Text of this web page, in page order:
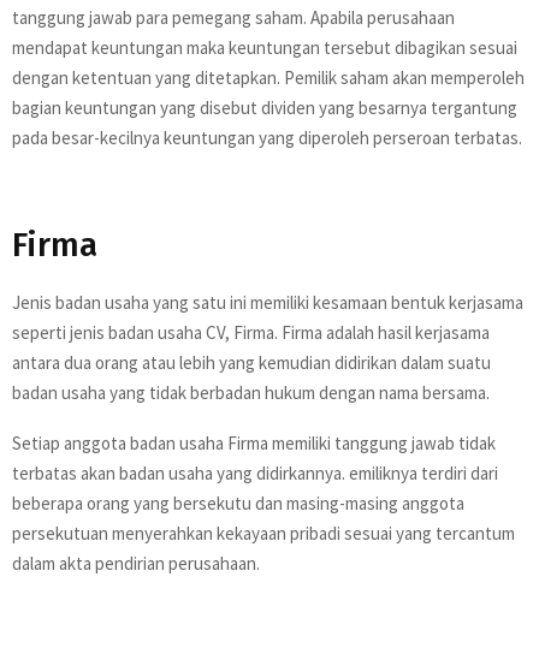
tanggung jawab para pemegang saham. Apabila perusahaan
mendapat keuntungan maka keuntungan tersebut dibagikan sesuai
dengan ketentuan yang ditetapkan. Pemilik saham akan memperoleh
bagian keuntungan yang disebut dividen yang besarnya tergantung
pada besar-kecilnya keuntungan yang diperoleh perseroan terbatas.
Firma
Jenis badan usaha yang satu ini memiliki kesamaan bentuk kerjasama
seperti jenis badan usaha CV, Firma. Firma adalah hasil kerjasama
antara dua orang atau lebih yang kemudian didirikan dalam suatu
badan usaha yang tidak berbadan hukum dengan nama bersama.
Setiap anggota badan usaha Firma memiliki tanggung jawab tidak
terbatas akan badan usaha yang didirkannya. emiliknya terdiri dari
beberapa orang yang bersekutu dan masing-masing anggota
persekutuan menyerahkan kekayaan pribadi sesuai yang tercantum
dalam akta pendirian perusahaan.